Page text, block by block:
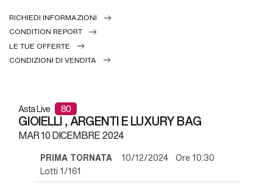
RICHIEDI INFORMAZIONI
CONDITION REPORT
LE TUE OFFERTE
CONDIZIONI DI VENDITA
Asta Live 80
GIOIELLI , ARGENTI E LUXURY BAG
MAR10 DICEMBRE 2024
PRIMA TORNATA10/12/2024 Ore 10:30
Lotti 1/161